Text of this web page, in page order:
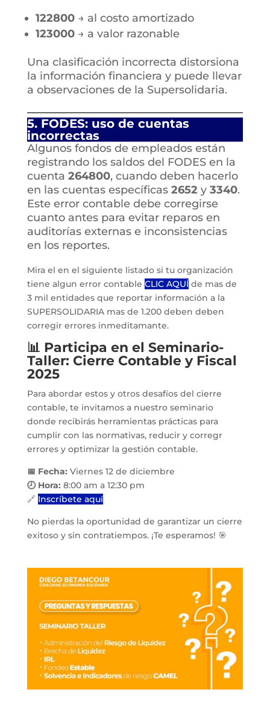
122800→ al costo amortizado
123000→ a valor razonable
Una clasificación incorrecta distorsiona
la información financiera y puede llevar
a observaciones de la Supersolidaria.
5. FODES: uso de cuentas
incorrectas
Algunos fondos de empleados están
registrando los saldos del FODES en la
cuenta 264800, cuando deben hacerlo
en las cuentas específicas 2652 y 3340.
Este error contable debe corregirse
cuanto antes para evitar reparos en
auditorías externas e inconsistencias
en los reportes.
Mira el en el siguiente listado si tu organización
tiene algun error contable CLIC AQUÍ de mas de
3 mil entidades que reportar información a la
SUPERSOLIDARIA mas de 1.200 deben deben
corregir errores inmeditamante.
📊 Participa en el Seminario-
Taller: Cierre Contable y Fiscal
2025
Para abordar estos y otros desafíos del cierre
contable, te invitamos a nuestro seminario
donde recibirás herramientas prácticas para
cumplir con las normativas, reducir y corregr
errores y optimizar la gestión contable.
📅 Fecha: Viernes 12 de diciembre
🕗 Hora: 8:00 am a 12:30 pm
🔗 Inscríbete aquí
No pierdas la oportunidad de garantizar un cierre
exitoso y sin contratiempos. ¡Te esperamos! 🎯